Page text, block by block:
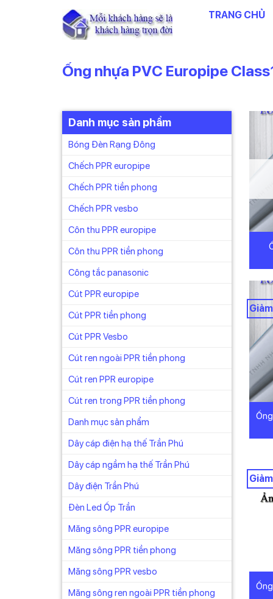
TRANG CHỦ
Ống nhựa PVC Europipe
Danh mục sản phẩm
Bóng Đèn Rạng Đông
Chếch PPR europipe
Chếch PPR tiền phong
Chếch PPR vesbo
Côn thu PPR europipe
Côn thu PPR tiền phong
Công tắc panasonic
Cút PPR europipe
Cút PPR tiền phong
Cút PPR Vesbo
Cút ren ngoài PPR tiền phong
Cút ren PPR europipe
Cút ren trong PPR tiền phong
Danh mục sản phẩm
Dây cáp điện hạ thế Trần Phú
Dây cáp ngầm hạ thế Trần Phú
Dây điện Trần Phú
Đèn Led Ốp Trần
Măng sông PPR europipe
Măng sông PPR tiền phong
Măng sông PPR vesbo
Măng sông ren ngoài PPR tiền phong